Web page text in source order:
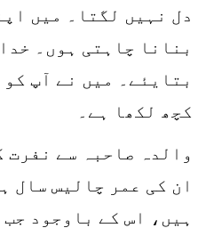
دل نہیں لگتا۔ میں
بنانا چاہتی ہوں۔
بتایئے۔ میں نے آپ
کچھ لکھا ہے۔
والدہ صاحبہ سے نفرت
ان کی عمر چالیس سال
ہیں، اس کے باوجود